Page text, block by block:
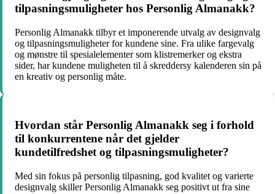
tilpasningsmuligheter hos Personlig Almanakk?
Personlig Almanakk tilbyr et imponerende utvalg av designvalg
og tilpasningsmuligheter for kundene sine. Fra ulike fargevalg
og mønstre til spesialelementer som klistremerker og ekstra
sider, har kundene muligheten til å skreddersy kalenderen sin på
en kreativ og personlig måte.
Hvordan står Personlig Almanakk seg i forhold
til konkurrentene når det gjelder
kundetilfredshet og tilpasningsmuligheter?
Med sin fokus på personlig tilpasning, god kvalitet og varierte
designvalg skiller Personlig Almanakk seg positivt ut fra sine